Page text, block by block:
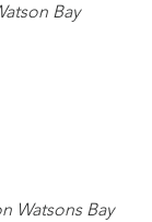
Bay
Watsons Bay